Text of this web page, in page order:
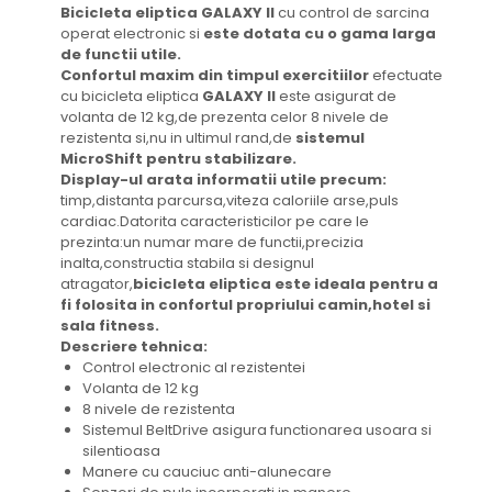
Bicicleta eliptica GALAXY IIcu control de sarcina
operat electronic si este dotata cu o gama larga
de functii utile.
Confortul maxim din timpul exercitiilorefectuate
cu bicicleta eliptica GALAXY IIeste asigurat de
volanta de 12 kg,de prezenta celor 8 nivele de
rezistenta si,nu in ultimul rand,de sistemul
MicroShift pentru stabilizare.
Display-ul arata informatii utile precum:
timp,distanta parcursa,viteza caloriile arse,puls
cardiac.Datorita caracteristicilor pe care le
prezinta:un numar mare de functii,precizia
inalta,constructia stabila si designul
atragator,bicicleta eliptica este ideala pentru a
fi folosita in confortul propriului camin,hotel si
sala fitness.
Descriere tehnica:
Control electronic al rezistentei
Volanta de 12 kg
8 nivele de rezistenta
Sistemul BeltDrive asigura functionarea usoara si
silentioasa
Manere cu cauciuc anti-alunecare